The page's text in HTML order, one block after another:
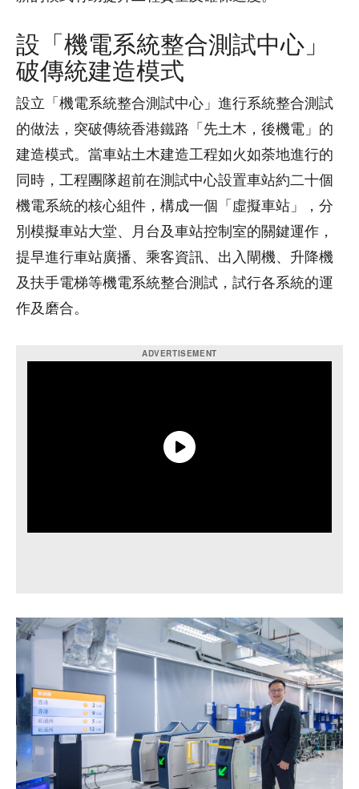
設「機電系統整合測試中心」
破傳統建造模式
設立「機電系統整合測試中心」進行系統整合測試
的做法，突破傳統香港鐵路「先土木，後機電」的
建造模式。當車站土木建造工程如火如荼地進行的
同時，工程團隊超前在測試中心設置車站約二十個
機電系統的核心組件，構成一個「虛擬車站」，分
別模擬車站大堂、月台及車站控制室的關鍵運作，
提早進行車站廣播、乘客資訊、出入閘機、升降機
及扶手電梯等機電系統整合測試，試行各系統的運
作及磨合。